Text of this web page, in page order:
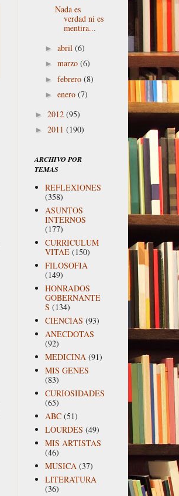
Nada es
verdad ni es
mentira...
► abril (6)
► marzo (6)
► febrero (8)
► enero (7)
► 2012 (95)
► 2011 (190)
ARCHIVO POR
TEMAS
REFLEXIONES
(358)
ASUNTOS
INTERNOS
(177)
CURRICULUM
VITAE (150)
FILOSOFIA
(149)
HONRADOS
GOBERNANTE
S (134)
CIENCIAS (93)
ANECDOTAS
(92)
MEDICINA (91)
MIS GENES
(83)
CURIOSIDADES
(65)
ABC (51)
LOURDES (49)
MIS ARTISTAS
(46)
MUSICA (37)
LITERATURA
(36)